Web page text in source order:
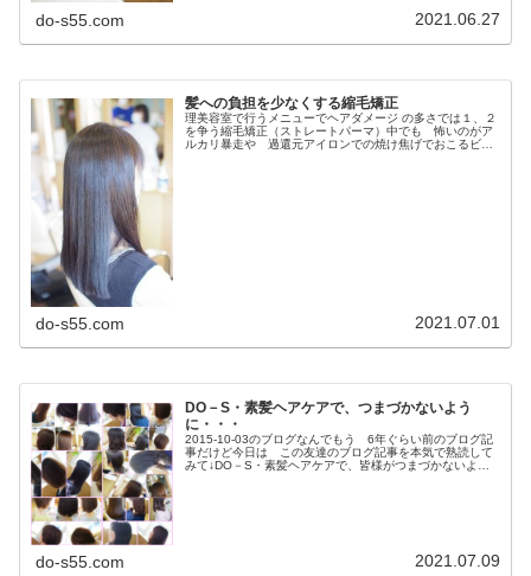
do-s55.com 2021.06.27
髪への負担を少なくする縮毛矯正
理美容室で行うメニューでヘアダメージ の多さでは１、２
を争う縮毛矯正（ストレートパーマ）中でも 怖いのがア
ルカリ暴走や 過還元アイロンでの焼け焦げでおこるビビ
do-s55.com 2021.07.01
DO－S・素髪ヘアケアで、つまづかないよう
に・・・
2015-10-03のブログなんでもう 6年ぐらい前のブログ記
事だけど今日は この友達のブログ記事を本気で熟読して
みて↓DO－S・素髪ヘアケアで、皆様がつまづかないよう
do-s55.com 2021.07.09